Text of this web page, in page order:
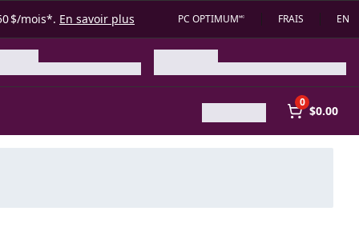
$/mois*. En savoir plus PC OPTIMUM🅪 FRAIS EN
0
$0.00